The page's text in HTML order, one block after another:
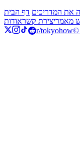
את המדריכים דף הבית
אודותיצירת קשרמאמר
r/tokyohow©